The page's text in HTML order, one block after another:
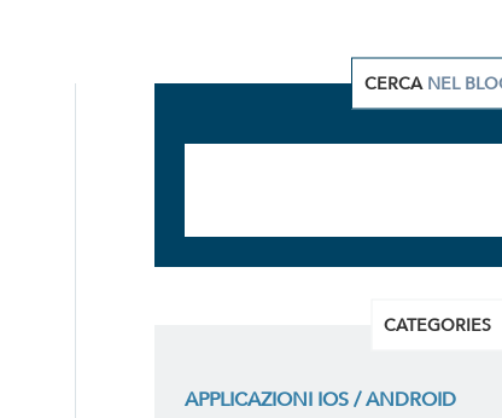
CERCA NEL
CATEGORIES
APPLICAZIONI IOS / ANDROID